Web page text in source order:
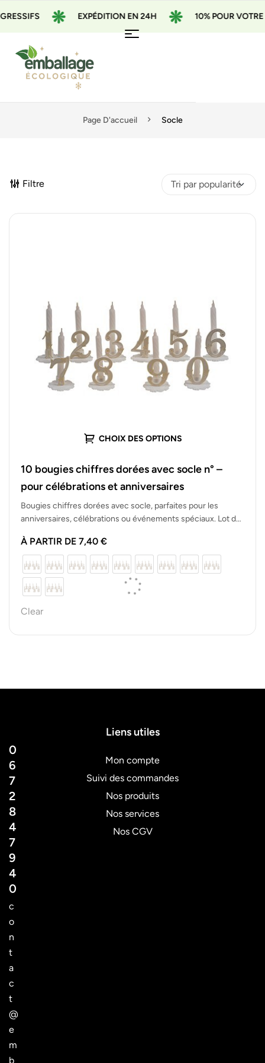
EXPÉDITION EN 24H 10% POUR VOTRE
Page D'accueil Socle
Filtre
CHOIX DES OPTIONS
10 bougies chiffres dorées avec socle n° –
pour célébrations et anniversaires
Bougies chiffres dorées avec socle, parfaites pour les
anniversaires, célébrations ou événements spéciaux. Lot de
À PARTIR DE 7,40 €
Clear
0
6
7
2
8
4
7
9
4
0
c
o
n
t
a
c
t
@
e
m
b
Liens utiles
Mon compte
Suivi des commandes
Nos produits
Nos services
Nos CGV